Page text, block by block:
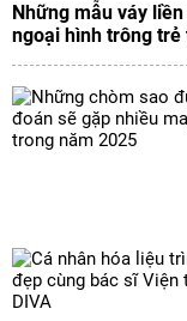
Những mẫu váy
ngoại hình trông trẻ